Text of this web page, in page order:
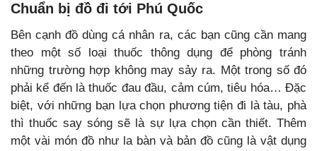
Chuẩn bị đồ đi tới Phú Quốc
Bên cạnh đồ dùng cá nhân ra, các bạn cũng cần mang
theo một số loại thuốc thông dụng để phòng tránh
những trường hợp không may sảy ra. Một trong số đó
phải kể đến là thuốc đau đầu, cảm cúm, tiêu hóa… Đặc
biệt, với những bạn lựa chọn phương tiện đi là tàu, phà
thì thuốc say sóng sẽ là sự lựa chọn cần thiết. Thêm
một vài món đồ như la bàn và bản đồ cũng là vật dụng